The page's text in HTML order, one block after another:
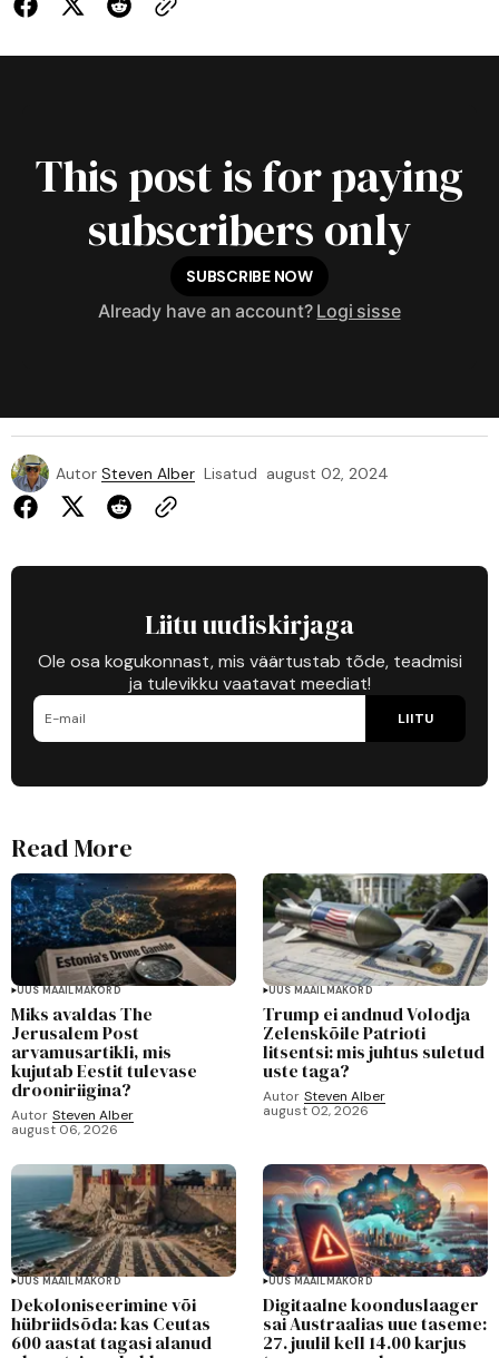
This post is for paying
subscribers only
SUBSCRIBE NOW
Already have an account? Logi sisse
Autor Steven Alber Lisatud august 02, 2024
Liitu uudiskirjaga
Ole osa kogukonnast, mis väärtustab tõde, teadmisi
ja tulevikku vaatavat meediat!
LIITU
Read More
UUS MAAILMAKORD
Miks avaldas The
Jerusalem Post
arvamusartikli, mis
kujutab Eestit tulevase
drooniriigina?
Autor Steven Alber
august 06, 2026
UUS MAAILMAKORD
Trump ei andnud Volodja
Zelenskõile Patrioti
litsentsi: mis juhtus suletud
uste taga?
Autor Steven Alber
august 02, 2026
UUS MAAILMAKORD
Dekoloniseerimine või
hübriidsõda: kas Ceutas
600 aastat tagasi alanud
UUS MAAILMAKORD
Digitaalne koonduslaager
sai Austraalias uue taseme:
27. juulil kell 14.00 karjus